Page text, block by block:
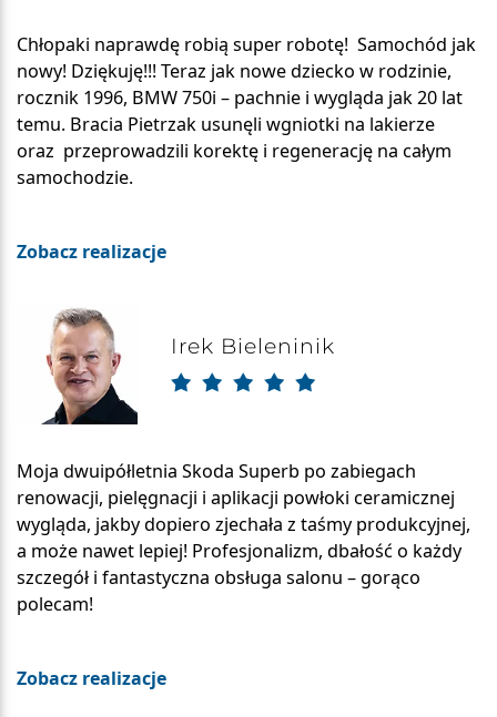
Chłopaki naprawdę robią super robotę! Samochód jak
nowy! Dziękuję!!! Teraz jak nowe dziecko w rodzinie,
rocznik 1996, BMW 750i – pachnie i wygląda jak 20 lat
temu. Bracia Pietrzak usunęli wgniotki na lakierze
oraz przeprowadzili korektę i regenerację na całym
samochodzie.
Zobacz realizacje
Irek Bieleninik
Moja dwuipółletnia Skoda Superb po zabiegach
renowacji, pielęgnacji i aplikacji powłoki ceramicznej
wygląda, jakby dopiero zjechała z taśmy produkcyjnej,
a może nawet lepiej! Profesjonalizm, dbałość o każdy
szczegół i fantastyczna obsługa salonu – gorąco
polecam!
Zobacz realizacje